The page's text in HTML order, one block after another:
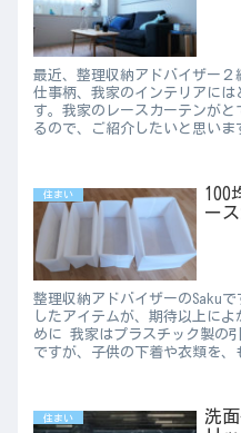
最近、整理収納アドバイザー２
仕事柄、我家のインテリアに
す。我家のレースカーテンが
るので、ご紹介したいと思い
住まい
100
ー
整理収納アドバイザーのSaku
したアイテムが、期待以上に
めに 我家はプラスチック製の
ですが、子供の下着や衣類を
住まい
洗